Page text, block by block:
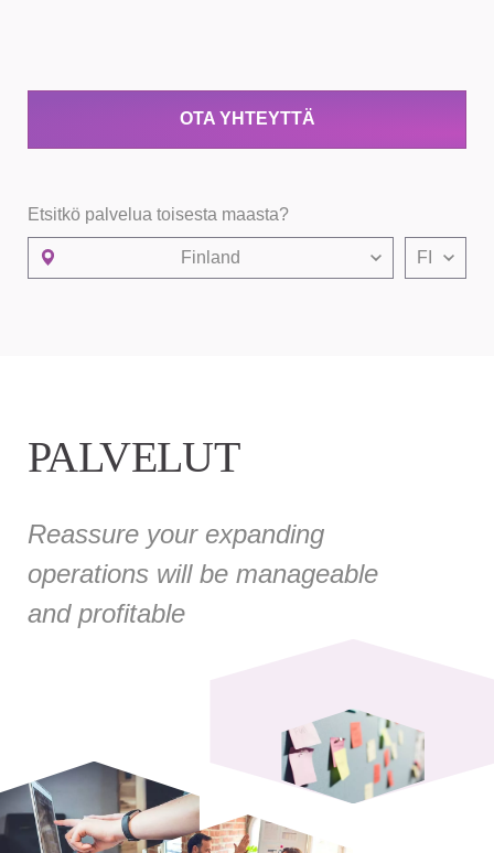
OTA YHTEYTTÄ
Etsitkö palvelua toisesta maasta?
Finland FI
PALVELUT
Reassure your expanding
operations will be manageable
and profitable